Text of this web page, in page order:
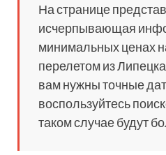
На странице
исчерпывающая
минимальных ценах
перелетом из
вам нужны точные
воспользуйтесь
таком случае будут